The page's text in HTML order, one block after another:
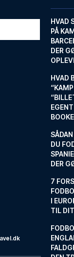
FAQ
HVAD
PÅ
DER
HVAD
DU
DER
7
I
TIL